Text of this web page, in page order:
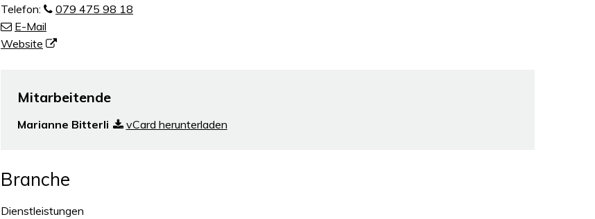
Telefon:
079 475 98 18
E-Mail
Website
Mitarbeitende
Marianne Bitterli vCard herunterladen
Branche
Dienstleistungen